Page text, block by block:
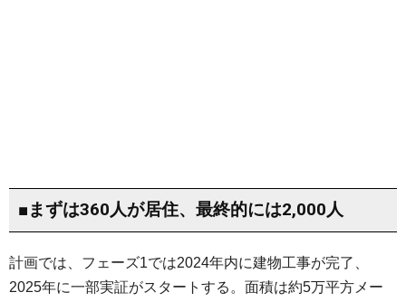
■まずは360人が居住、最終的には2,000人
計画では、フェーズ1では2024年内に建物工事が完了、
2025年に一部実証がスタートする。面積は約5万平方メー